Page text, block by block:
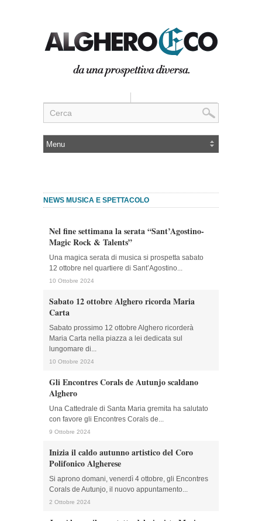
NEWS MUSICA E SPETTACOLO
Nel fine settimana la serata “Sant’Agostino-
Magic Rock & Talents”
Una magica serata di musica si prospetta sabato
12 ottobre nel quartiere di Sant’Agostino...
10 Ottobre 2024
Sabato 12 ottobre Alghero ricorda Maria
Carta
Sabato prossimo 12 ottobre Alghero ricorderà
Maria Carta nella piazza a lei dedicata sul
lungomare di...
10 Ottobre 2024
Gli Encontres Corals de Autunjo scaldano
Alghero
Una Cattedrale di Santa Maria gremita ha salutato
con favore gli Encontres Corals de...
9 Ottobre 2024
Inizia il caldo autunno artistico del Coro
Polifonico Algherese
Si aprono domani, venerdì 4 ottobre, gli Encontres
Corals de Autunjo, il nuovo appuntamento...
2 Ottobre 2024